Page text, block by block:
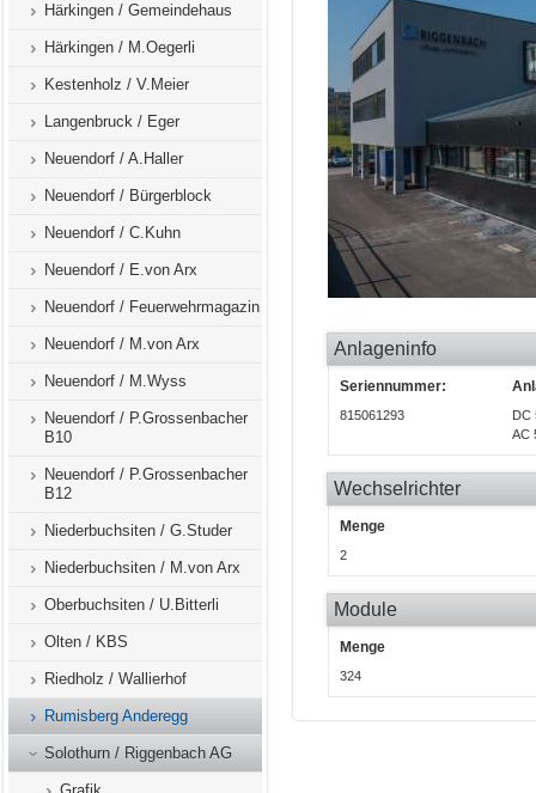
Härkingen / Gemeindehaus
Härkingen / M.Oegerli
Kestenholz / V.Meier
Langenbruck / Eger
Neuendorf / A.Haller
Neuendorf / Bürgerblock
Neuendorf / C.Kuhn
Neuendorf / E.von Arx
Neuendorf / Feuerwehrmagazin
Neuendorf / M.von Arx
Neuendorf / M.Wyss
Neuendorf / P.Grossenbacher
B10
Neuendorf / P.Grossenbacher
B12
Niederbuchsiten / G.Studer
Niederbuchsiten / M.von Arx
Oberbuchsiten / U.Bitterli
Olten / KBS
Riedholz / Wallierhof
Rumisberg Anderegg
Solothurn / Riggenbach AG
Anlageninfo
Seriennummer:
815061293
DC
AC
Wechselrichter
Menge
2
Module
Menge
324